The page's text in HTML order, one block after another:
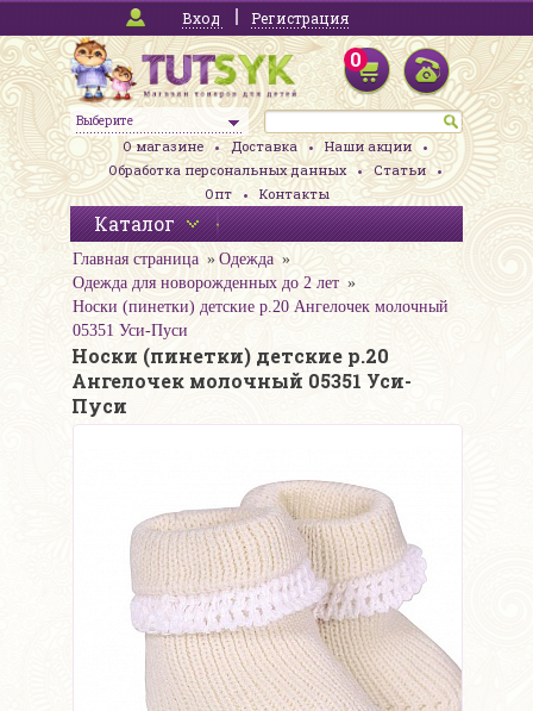
Вход Регистрация
Выберите
0
О магазине Доставка
Наши акции
Обработка персональных данных
Статьи
Опт
Контакты
Каталог
Главная страница
Одежда
Одежда для новорожденных до 2 лет
Носки (пинетки) детские р.20 Ангелочек молочный
05351 Уси-Пуси
Носки (пинетки) детские р.20
Ангелочек молочный 05351 Уси-
Пуси